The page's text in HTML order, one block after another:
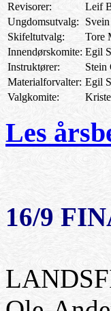
Revisorer:
Leif
Ungdomsutvalg:
Skifeltutvalg:
Tore
Innendørskomite: Egil
Instruktører:
Stein
Materialforvalter: Egil
Valgkomite:
Les
16/9